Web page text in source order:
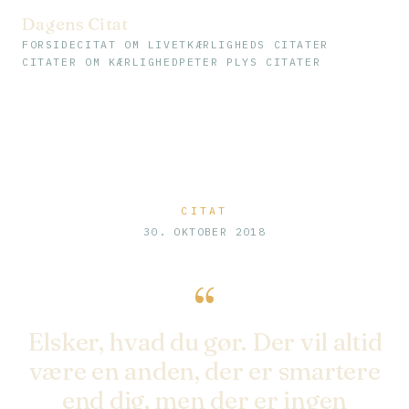
Dagens Citat
FORSIDE CITAT OM LIVET KÆRLIGHEDS CITATER
CITATER OM KÆRLIGHED PETER PLYS CITATER
CITAT
30. OKTOBER 2018
“
Elsker, hvad du gør. Der vil altid
være en anden, der er smartere
end dig, men der er ingen